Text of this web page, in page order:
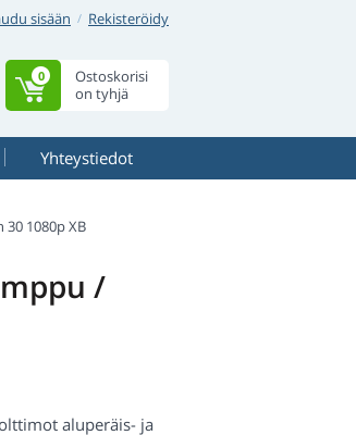
sisään
Rekisteröidy
Ostoskorisi
on tyhjä
0
Yhteystiedot
30 1080p XB
/
aluperäis- ja